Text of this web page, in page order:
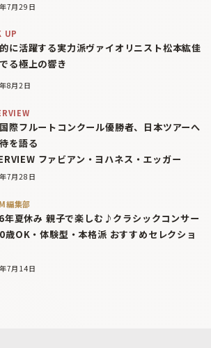
7月29日
UP
に活躍する実力派ヴァイオリニスト松本紘佳
る極上の響き
8月2日
際フルートコンクール優勝者、日本ツアーへ
を語る
ファビアン・ヨハネス・エッガー
7月28日
編集部
年夏休み 親子で楽しむ♪クラシックコンサー
歳OK・体験型・本格派 おすすめセレクショ
7月14日